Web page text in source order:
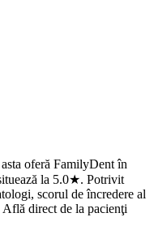
oferă FamilyDent în
la 5.0★. Potrivit
scorul de încredere al
direct de la pacienţi